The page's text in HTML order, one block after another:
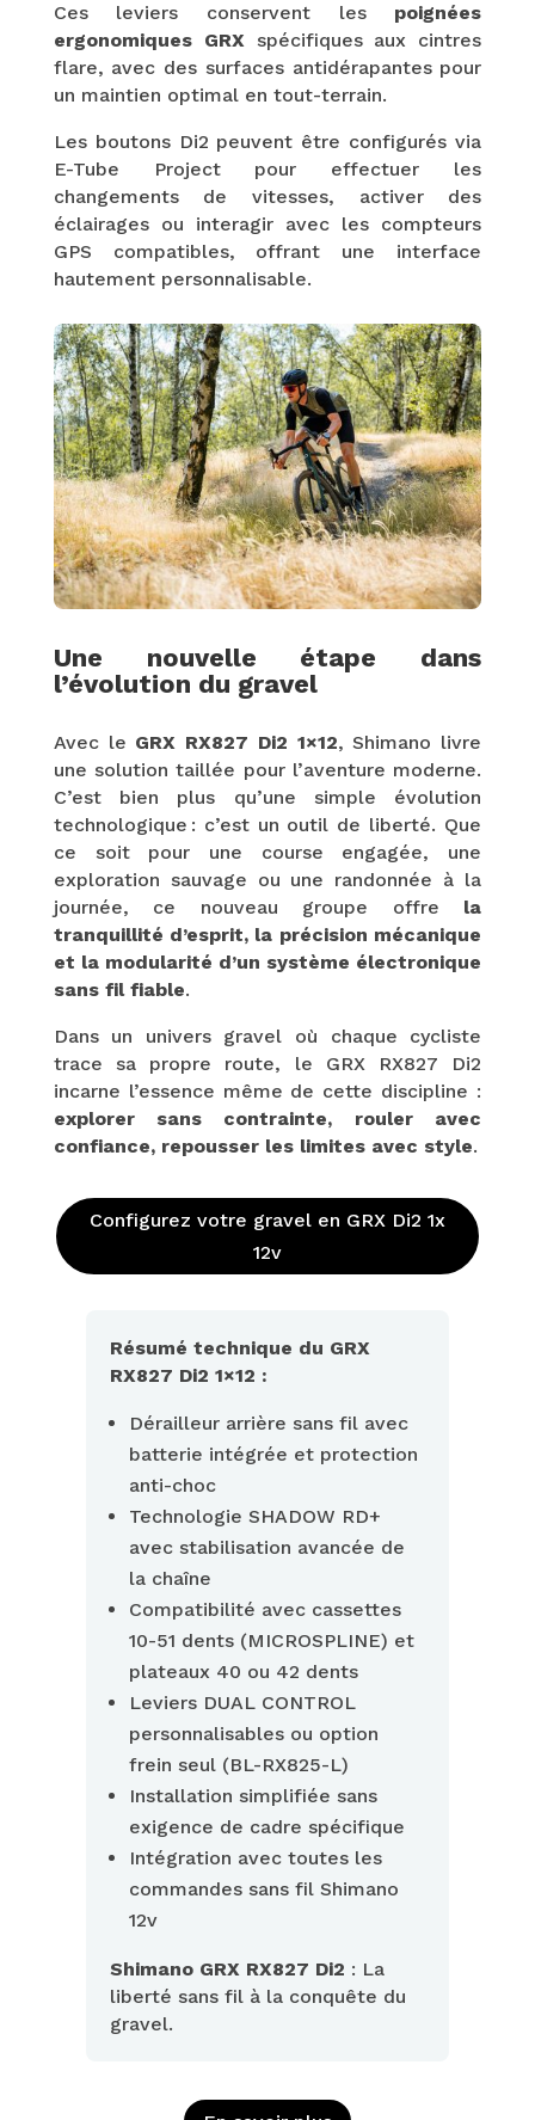
Ces leviers conservent les poignées
ergonomiques GRXspécifiques aux cintres
flare, avec des surfaces antidérapantes pour
un maintien optimal en tout-terrain.
Les boutons Di2 peuvent être configurés via
E-Tube Project pour effectuer les
changements de vitesses, activer des
éclairages ou interagir avec les compteurs
GPS compatibles, offrant une interface
hautement personnalisable.
Une nouvelle étape dans
l’évolution du gravel
Avec le GRX RX827 Di2 1×12, Shimano livre
une solution taillée pour l’aventure moderne.
C’est bien plus qu’une simple évolution
technologique : c’est un outil de liberté. Que
ce soit pour une course engagée, une
exploration sauvage ou une randonnée à la
journée, ce nouveau groupe offre la
tranquillité d’esprit, la précision mécanique
et la modularité d’un système électronique
sans fil fiable.
Dans un univers gravel où chaque cycliste
trace sa propre route, le GRX RX827 Di2
incarne l’essence même de cette discipline :
explorer sans contrainte, rouler avec
confiance, repousser les limites avec style.
Configurez votre gravel en GRX Di2 1x
12v
Résumé technique du GRX
RX827 Di2 1×12 :
Dérailleur arrière sans fil avec
batterie intégrée et protection
anti-choc
Technologie SHADOW RD+
avec stabilisation avancée de
la chaîne
Compatibilité avec cassettes
10-51 dents (MICROSPLINE) et
plateaux 40 ou 42 dents
Leviers DUAL CONTROL
personnalisables ou option
frein seul (BL-RX825-L)
Installation simplifiée sans
exigence de cadre spécifique
Intégration avec toutes les
commandes sans fil Shimano
12v
Shimano GRX RX827 Di2 : La
liberté sans fil à la conquête du
gravel.